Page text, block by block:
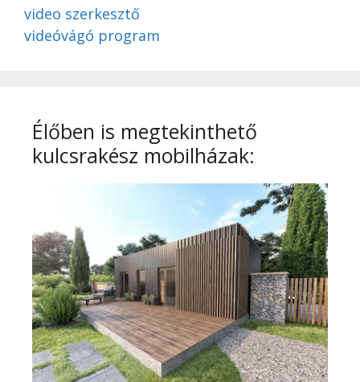
video szerkesztő
videóvágó program
Élőben is megtekinthető
kulcsrakész mobilházak: